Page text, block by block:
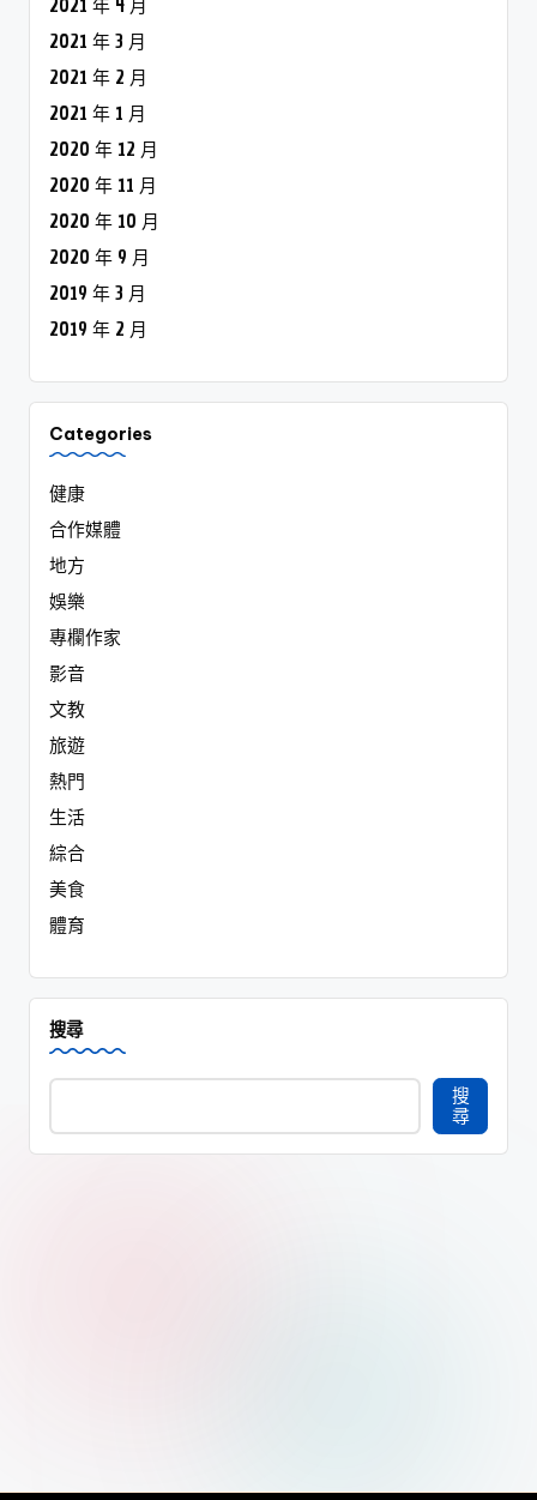
2021 年 4 月
2021 年 3 月
2021 年 2 月
2021 年 1 月
2020 年 12 月
2020 年 11 月
2020 年 10 月
2020 年 9 月
2019 年 3 月
2019 年 2 月
Categories
健康
合作媒體
地方
娛樂
專欄作家
影音
文教
旅遊
熱門
生活
綜合
美食
體育
搜尋
搜
尋